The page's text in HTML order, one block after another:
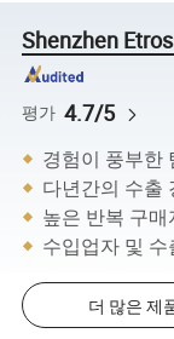
Shenzhen
평가 4.7/5
경험이 풍부한
다년간의 수출
높은 반복 구매
수입업자 및
더 많은 제